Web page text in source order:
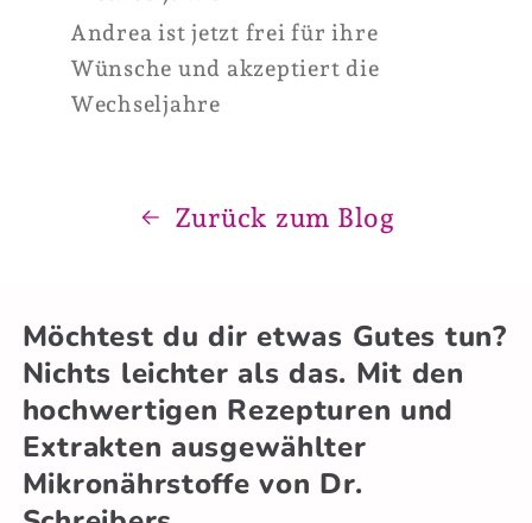
Andrea ist jetzt frei für ihre
Wünsche und akzeptiert die
Wechseljahre
Zurück zum Blog
Möchtest du dir etwas Gutes tun?
Nichts leichter als das. Mit den
hochwertigen Rezepturen und
Extrakten ausgewählter
Mikronährstoffe von Dr.